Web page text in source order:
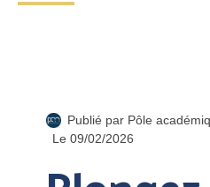
Publié par Pôle
Le 09/02/2026